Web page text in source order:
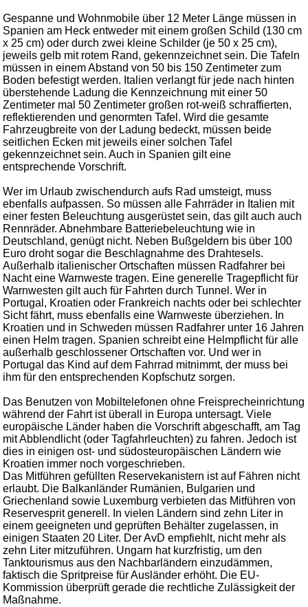
Gespanne und Wohnmobile über 12 Meter Länge müssen in
Spanien am Heck entweder mit einem großen Schild (130 cm
x 25 cm) oder durch zwei kleine Schilder (je 50 x 25 cm),
jeweils gelb mit rotem Rand, gekennzeichnet sein. Die Tafeln
müssen in einem Abstand von 50 bis 150 Zentimeter zum
Boden befestigt werden. Italien verlangt für jede nach hinten
überstehende Ladung die Kennzeichnung mit einer 50
Zentimeter mal 50 Zentimeter großen rot-weiß schraffierten,
reflektierenden und genormten Tafel. Wird die gesamte
Fahrzeugbreite von der Ladung bedeckt, müssen beide
seitlichen Ecken mit jeweils einer solchen Tafel
gekennzeichnet sein. Auch in Spanien gilt eine
entsprechende Vorschrift.
Wer im Urlaub zwischendurch aufs Rad umsteigt, muss
ebenfalls aufpassen. So müssen alle Fahrräder in Italien mit
einer festen Beleuchtung ausgerüstet sein, das gilt auch auch
Rennräder. Abnehmbare Batteriebeleuchtung wie in
Deutschland, genügt nicht. Neben Bußgeldern bis über 100
Euro droht sogar die Beschlagnahme des Drahtesels.
Außerhalb italienischer Ortschaften müssen Radfahrer bei
Nacht eine Warnweste tragen. Eine generelle Tragepflicht für
Warnwesten gilt auch für Fahrten durch Tunnel. Wer in
Portugal, Kroatien oder Frankreich nachts oder bei schlechter
Sicht fährt, muss ebenfalls eine Warnweste überziehen. In
Kroatien und in Schweden müssen Radfahrer unter 16 Jahren
einen Helm tragen. Spanien schreibt eine Helmpflicht für alle
außerhalb geschlossener Ortschaften vor. Und wer in
Portugal das Kind auf dem Fahrrad mitnimmt, der muss bei
ihm für den entsprechenden Kopfschutz sorgen.
Das Benutzen von Mobiltelefonen ohne Freisprecheinrichtung
während der Fahrt ist überall in Europa untersagt. Viele
europäische Länder haben die Vorschrift abgeschafft, am Tag
mit Abblendlicht (oder Tagfahrleuchten) zu fahren. Jedoch ist
dies in einigen ost- und südosteuropäischen Ländern wie
Kroatien immer noch vorgeschrieben.
Das Mitführen gefüllten Reservekanistern ist auf Fähren nicht
erlaubt. Die Balkanländer Rumänien, Bulgarien und
Griechenland sowie Luxemburg verbieten das Mitführen von
Reservesprit generell. In vielen Ländern sind zehn Liter in
einem geeigneten und geprüften Behälter zugelassen, in
einigen Staaten 20 Liter. Der AvD empfiehlt, nicht mehr als
zehn Liter mitzuführen. Ungarn hat kurzfristig, um den
Tanktourismus aus den Nachbarländern einzudämmen,
faktisch die Spritpreise für Ausländer erhöht. Die EU-
Kommission überprüft gerade die rechtliche Zulässigkeit der
Maßnahme.